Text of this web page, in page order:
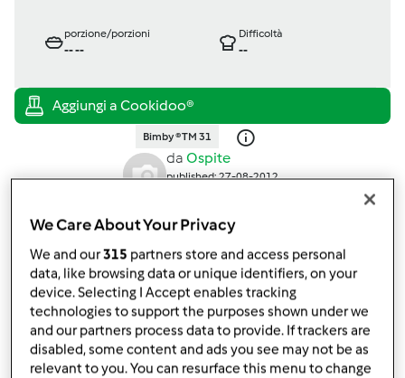
porzione/porzioni
----
Difficoltà
--
Bimby ® TM 31
da Ospite
published: 27-08-2012
Aggiungi alle mie raccolte
condividi la ricetta
We Care About Your Privacy
We and our315 partners store and access personal
data, like browsing data or unique identifiers, on your
device. Selecting I Accept enables tracking
technologies to support the purposes shown under we
and our partners process data to provide. If trackers are
disabled, some content and ads you see may not be as
relevant to you. You can resurface this menu to change